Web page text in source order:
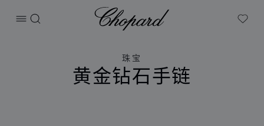
打开菜单
搜索
Chopard
My
珠宝
黄金钻石手链